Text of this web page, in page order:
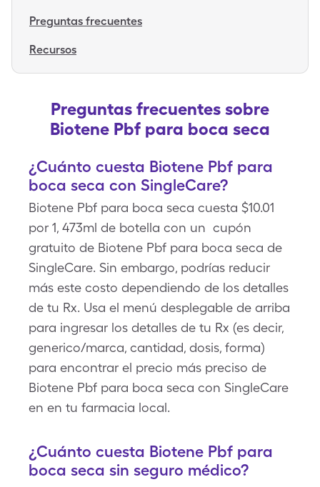
Preguntas frecuentes
Recursos
Preguntas frecuentes sobre
Biotene Pbf para boca seca
¿Cuánto cuesta Biotene Pbf para
boca seca con SingleCare?
Biotene Pbf para boca seca cuesta $10.01
por 1, 473ml de botella con un cupón
gratuito de Biotene Pbf para boca seca de
SingleCare. Sin embargo, podrías reducir
más este costo dependiendo de los detalles
de tu Rx. Usa el menú desplegable de arriba
para ingresar los detalles de tu Rx (es decir,
generico/marca, cantidad, dosis, forma)
para encontrar el precio más preciso de
Biotene Pbf para boca seca con SingleCare
en en tu farmacia local.
¿Cuánto cuesta Biotene Pbf para
boca seca sin seguro médico?